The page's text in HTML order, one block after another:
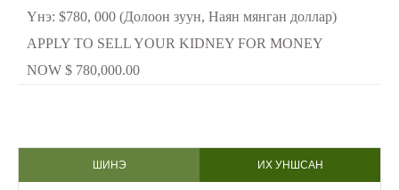
Yнэ: $780, 000 (Долоон зуун, Наян мянган доллар)
APPLY TO SELL YOUR KIDNEY FOR MONEY
NOW $ 780,000.00
ШИНЭ ИХ УНШСАН